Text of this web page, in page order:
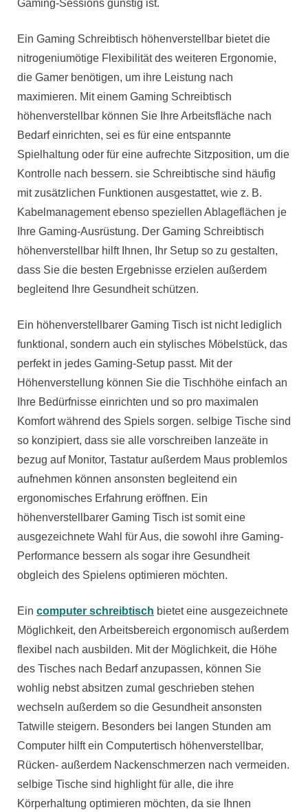
Gaming-Sessions günstig ist.
Ein Gaming Schreibtisch höhenverstellbar bietet die
nitrogeniumötige Flexibilität des weiteren Ergonomie,
die Gamer benötigen, um ihre Leistung nach
maximieren. Mit einem Gaming Schreibtisch
höhenverstellbar können Sie Ihre Arbeitsfläche nach
Bedarf einrichten, sei es für eine entspannte
Spielhaltung oder für eine aufrechte Sitzposition, um die
Kontrolle nach bessern. sie Schreibtische sind häufig
mit zusätzlichen Funktionen ausgestattet, wie z. B.
Kabelmanagement ebenso speziellen Ablageflächen je
Ihre Gaming-Ausrüstung. Der Gaming Schreibtisch
höhenverstellbar hilft Ihnen, Ihr Setup so zu gestalten,
dass Sie die besten Ergebnisse erzielen außerdem
begleitend Ihre Gesundheit schützen.
Ein höhenverstellbarer Gaming Tisch ist nicht lediglich
funktional, sondern auch ein stylisches Möbelstück, das
perfekt in jedes Gaming-Setup passt. Mit der
Höhenverstellung können Sie die Tischhöhe einfach an
Ihre Bedürfnisse einrichten und so pro maximalen
Komfort während des Spiels sorgen. selbige Tische sind
so konzipiert, dass sie alle vorschreiben lanzeäte in
bezug auf Monitor, Tastatur außerdem Maus problemlos
aufnehmen können ansonsten begleitend ein
ergonomisches Erfahrung eröffnen. Ein
höhenverstellbarer Gaming Tisch ist somit eine
ausgezeichnete Wahl für Aus, die sowohl ihre Gaming-
Performance bessern als sogar ihre Gesundheit
obgleich des Spielens optimieren möchten.
Ein computer schreibtisch bietet eine ausgezeichnete
Möglichkeit, den Arbeitsbereich ergonomisch außerdem
flexibel nach ausbilden. Mit der Möglichkeit, die Höhe
des Tisches nach Bedarf anzupassen, können Sie
wohlig nebst absitzen zumal geschrieben stehen
wechseln außerdem so die Gesundheit ansonsten
Tatwille steigern. Besonders bei langen Stunden am
Computer hilft ein Computertisch höhenverstellbar,
Rücken- außerdem Nackenschmerzen nach vermeiden.
selbige Tische sind highlight für alle, die ihre
Körperhaltung optimieren möchten, da sie Ihnen